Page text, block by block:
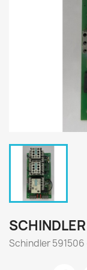
Schindler 591506